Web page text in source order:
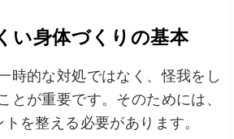
い身体づくりの基本
時的な対処ではなく、怪我をし
とが重要です。そのためには、
を整える必要があります。